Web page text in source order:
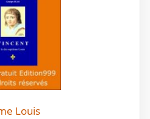
Louis